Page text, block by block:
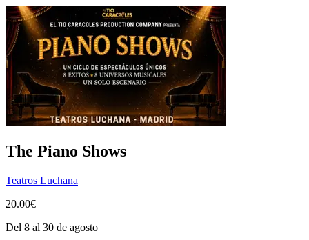
The Piano Shows
Teatros Luchana
20.00€
Del 8 al 30 de agosto